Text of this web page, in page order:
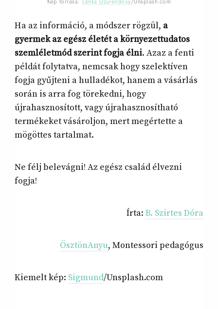
Ha az információ, a módszer rögzül, a
gyermek az egész életét a környezettudatos
szemléletmód szerint fogja élni. Azaz a fenti
példát folytatva, nemcsak hogy szelektíven
fogja gyűjteni a hulladékot, hanem a vásárlás
során is arra fog törekedni, hogy
újrahasznosított, vagy újrahasznosítható
termékeket vásároljon, mert megértette a
mögöttes tartalmat.
Ne félj belevágni! Az egész család élvezni
fogja!
Írta: B. Szirtes Dóra
ÖsztönAnyu, Montessori pedagógus
Kiemelt kép: Sigmund/Unsplash.com